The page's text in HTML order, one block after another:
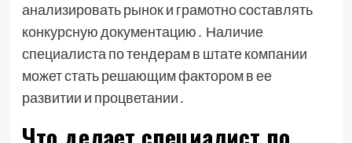
анализировать рынок и грамотно составлять
конкурсную документацию․ Наличие
специалиста по тендерам в штате компании
может стать решающим фактором в ее
развитии и процветании․